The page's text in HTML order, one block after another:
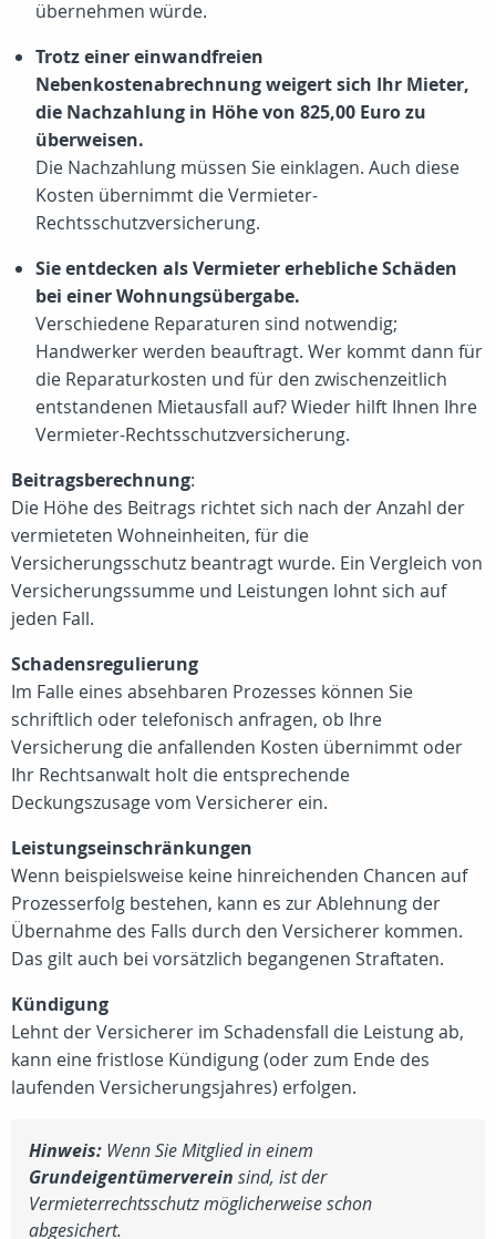
übernehmen würde.
Trotz einer einwandfreien
Nebenkostenabrechnung weigert sich Ihr Mieter,
die Nachzahlung in Höhe von 825,00 Eurozu
überweisen.
Die Nachzahlung müssen Sie einklagen. Auch diese
Kosten übernimmt die Vermieter-
Rechtsschutzversicherung.
Sie entdecken als Vermieter erhebliche Schäden
bei einer Wohnungsübergabe.
Verschiedene Reparaturen sind notwendig;
Handwerker werden beauftragt. Wer kommt dann für
die Reparaturkosten und für den zwischenzeitlich
entstandenen Mietausfall auf? Wieder hilft Ihnen Ihre
Vermieter-Rechtsschutzversicherung.
Beitragsberechnung:
Die Höhe des Beitrags richtet sich nach der Anzahl der
vermieteten Wohneinheiten, für die
Versicherungsschutz beantragt wurde. Ein Vergleich von
Versicherungssumme und Leistungen lohnt sich auf
jeden Fall.
Schadensregulierung
Im Falle eines absehbaren Prozesses können Sie
schriftlich oder telefonisch anfragen, ob Ihre
Versicherung die anfallenden Kosten übernimmt oder
Ihr Rechtsanwalt holt die entsprechende
Deckungszusage vom Versicherer ein.
Leistungseinschränkungen
Wenn beispielsweise keine hinreichenden Chancen auf
Prozesserfolg bestehen, kann es zur Ablehnung der
Übernahme des Falls durch den Versicherer kommen.
Das gilt auch bei vorsätzlich begangenen Straftaten.
Kündigung
Lehnt der Versicherer im Schadensfall die Leistung ab,
kann eine fristlose Kündigung (oder zum Ende des
laufenden Versicherungsjahres) erfolgen.
Hinweis: Wenn Sie Mitglied in einem
Grundeigentümerverein sind, ist der
Vermieterrechtsschutz möglicherweise schon
abgesichert.